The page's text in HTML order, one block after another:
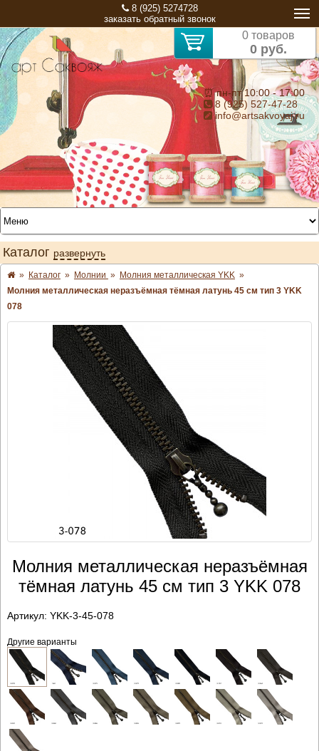
8 (925) 5274728
заказать обратный звонок
0 товаров
0 руб.
⏰ пн-пт 10:00 - 17:00
8 (925) 527-47-28
info@artsakvoyaj.ru
Каталог развернуть
» Каталог » Молнии » Молния металлическая YKK »
Молния металлическая неразъёмная тёмная латунь 45 см тип 3 YKK
078
Молния металлическая неразъёмная
тёмная латунь 45 см тип 3 YKK 078
Артикул: YKK-3-45-078
Другие варианты